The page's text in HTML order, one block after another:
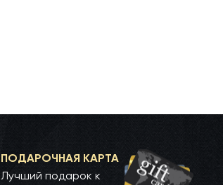
ПОДАРОЧНАЯ КАРТА
Лучший подарок к